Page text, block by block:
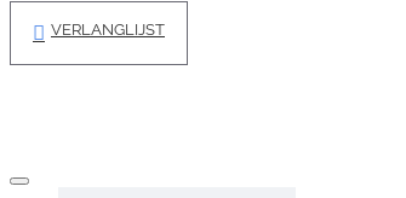
VERLANGLIJST